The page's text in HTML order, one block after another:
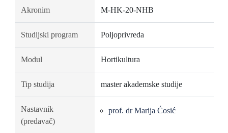
Akronim M-HK-20-NHB
Studijski program Poljoprivreda
Modul Hortikultura
Tip studija master akademske studije
Nastavnik
(predavač)
prof. dr Marija Ćosić